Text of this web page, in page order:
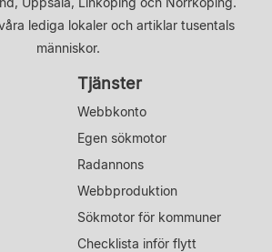
lediga lokaler och artiklar tusentals
människor.
Tjänster
Webbkonto
Egen sökmotor
Radannons
Webbproduktion
Sökmotor för kommuner
Checklista inför flytt